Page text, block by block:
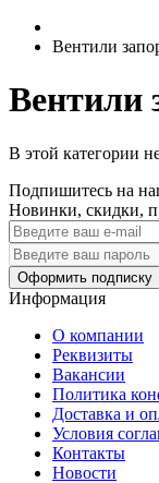
Вентили
Вентили
В этой категории
Подпишитесь на
Новинки, скидки,
Оформить подписку
Информация
О компании
Реквизиты
Вакансии
Политика
Доставка и
Условия
Контакты
Новости